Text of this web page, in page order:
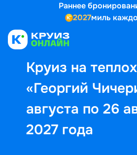
Раннее
2027миль
Круиз на
«Георгий
августа по 26
2027 года
Выбор кают